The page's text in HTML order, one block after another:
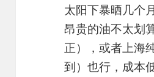
太阳下暴晒几个
昂贵的油不太划
正），或者上海
到）也行，成本